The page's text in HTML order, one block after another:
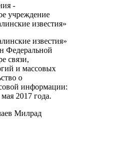
-
учреждение
известия»
известия»
Федеральной
связи,
и массовых
о
информации:
2017 года.
Милрад